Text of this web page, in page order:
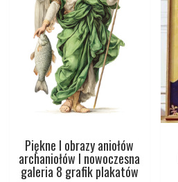
Piękne I obrazy aniołów
archaniołów I nowoczesna
galeria 8 grafik plakatów